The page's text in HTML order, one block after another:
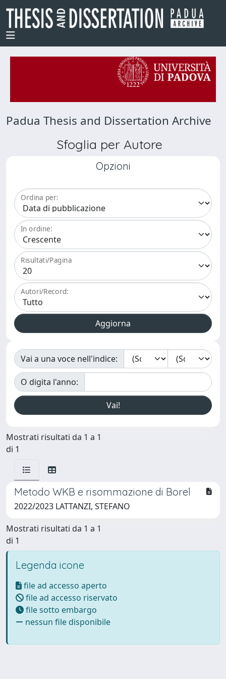
Padua Thesis and Dissertation Archive
Sfoglia per Autore
Opzioni
Ordina per:
In ordine:
Risultati/Pagina
Autori/Record:
Vai a una voce nell'indice:
O digita l'anno:
Mostrati risultati da 1 a 1
di 1
Metodo WKB e risommazione di Borel
2022/2023 LATTANZI, STEFANO
Mostrati risultati da 1 a 1
di 1
Legenda icone
file ad accesso aperto
file ad accesso riservato
file sotto embargo
nessun file disponibile